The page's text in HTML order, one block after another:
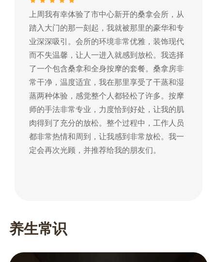
上周我有幸体验了市中心新开的桑拿会所，从
踏入大门的那一刻起，我就被那里的豪华和专
业深深吸引。会所的环境非常优雅，装饰现代
而不失温馨，让人一进入就感到放松。我选择
了一个包含桑拿和全身按摩的套餐。桑拿房非
常干净，温度适宜，我在那里享受了干蒸和湿
蒸两种体验，感觉整个人都轻松了许多。按摩
师的手法非常专业，力度恰到好处，让我的肌
肉得到了充分的放松。整个过程中，工作人员
都非常热情和周到，让我感到非常放松。我一
定会再次光顾，并推荐给我的朋友们。
养生常识